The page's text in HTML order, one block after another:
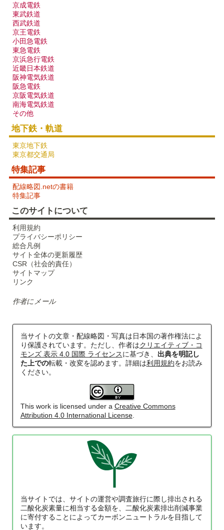
京成電鉄
東武鉄道
西武鉄道
京王電鉄
小田急電鉄
東急電鉄
京浜急行電鉄
近畿日本鉄道
阪神電気鉄道
阪急電鉄
京阪電気鉄道
南海電気鉄道
その他
地下鉄・軌道
東京地下鉄
東京都交通局
特集記事
配線略図.netの書籍
特集記事
このサイトについて
利用規約
プライバシーポリシー
総合凡例
サイト全体の更新履歴
CSR（社会的責任）
サイトマップ
リンク
作者にメール
当サイトの文章・配線略図・写真は日本国の著作権法によ
り保護されています。ただし、作者はクリエイティブ・コ
モンズ 表示 4.0 国際 ライセンスに基づき、 出典を明記し
た上での転載・改変を認めます。詳細は利用規約をお読み
ください。
This work is licensed under a Creative Commons
Attribution 4.0 International License.
当サイトでは、サイトの運営や調査旅行に際し排出される
二酸化炭素量に相当する金額を、二酸化炭素排出削減事業
に寄付することによってカーボンニュートラルを目指して
います。